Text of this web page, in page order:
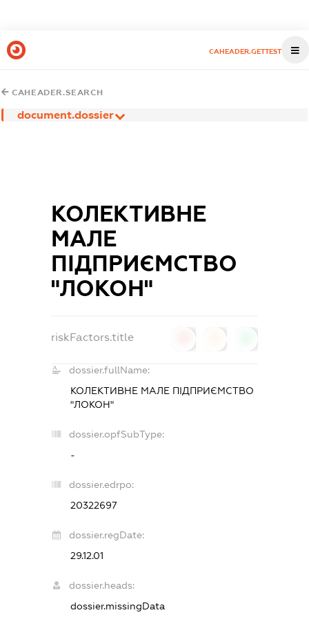
CAHEADER.GETTEST
CAHEADER.SEARCH
document.dossier
КОЛЕКТИВНЕ
МАЛЕ
ПІДПРИЄМСТВО
"ЛОКОН"
riskFactors.title
dossier.fullName:
КОЛЕКТИВНЕ МАЛЕ ПІДПРИЄМСТВО
"ЛОКОН"
dossier.opfSubType:
-
dossier.edrpo:
20322697
dossier.regDate:
29.12.01
dossier.heads:
dossier.missingData